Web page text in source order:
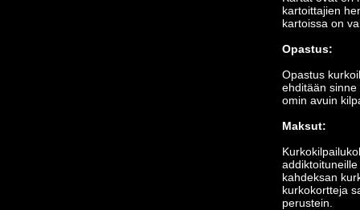
kartoittajien
kartoissa on
Opastus:
Opastus
ehditään
omin avuin
Maksut:
kahdeksan
kurkokortteja
perustein.